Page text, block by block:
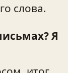
слова.
Я